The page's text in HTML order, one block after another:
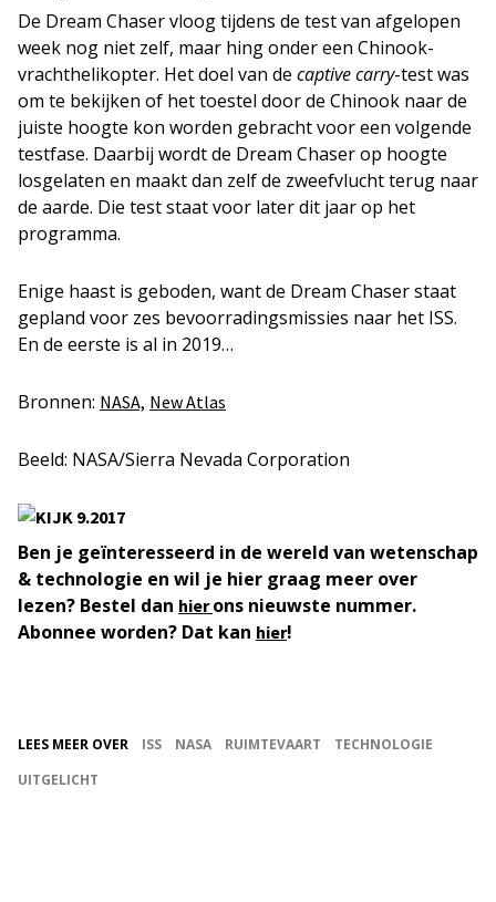
De Dream Chaser vloog tijdens de test van afgelopen
week nog niet zelf, maar hing onder een Chinook-
vrachthelikopter. Het doel van de captive carry-test was
om te bekijken of het toestel door de Chinook naar de
juiste hoogte kon worden gebracht voor een volgende
testfase. Daarbij wordt de Dream Chaser op hoogte
losgelaten en maakt dan zelf de zweefvlucht terug naar
de aarde. Die test staat voor later dit jaar op het
programma.
Enige haast is geboden, want de Dream Chaser staat
gepland voor zes bevoorradingsmissies naar het ISS.
En de eerste is al in 2019…
Bronnen: NASA, New Atlas
Beeld: NASA/Sierra Nevada Corporation
Ben je geïnteresseerd in de wereld van wetenschap
& technologie en wil je hier graag meer over
lezen? Bestel dan hierons nieuwste nummer.
Abonnee worden? Dat kan hier!
LEES MEER OVER ISS NASA RUIMTEVAART
TECHNOLOGIE
UITGELICHT